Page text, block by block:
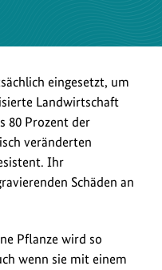
eingesetzt, um
Landwirtschaft
80 Prozent der
veränderten
Ihr
Schäden an
Pflanze wird so
wenn sie mit einem